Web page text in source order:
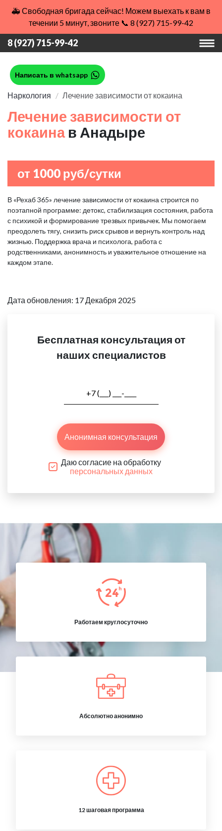
🚑 Свободная бригада сейчас! Можем выехать к вам в
течении 5 минут, звоните 📞 8 (927) 715-99-42
8 (927) 715-99-42
Написать в whatsapp
Наркология Лечение зависимости от кокаина
Лечение зависимости от
кокаина в Анадыре
от 1000 руб/сутки
В «Рехаб 365» лечение зависимости от кокаина строится по
поэтапной программе: детокс, стабилизация состояния, работа
с психикой и формирование трезвых привычек. Мы помогаем
преодолеть тягу, снизить риск срывов и вернуть контроль над
жизнью. Поддержка врача и психолога, работа с
родственниками, анонимность и уважительное отношение на
каждом этапе.
Дата обновления: 17 Декабря 2025
Бесплатная консультация от
наших специалистов
Анонимная консультация
Даю согласие на обработку
персональных данных
Работаем круглосуточно
Абсолютно анонимно
12 шаговая программа